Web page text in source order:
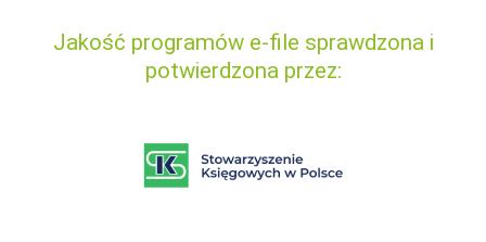
Jakość programów e-file sprawdzona i
potwierdzona przez: